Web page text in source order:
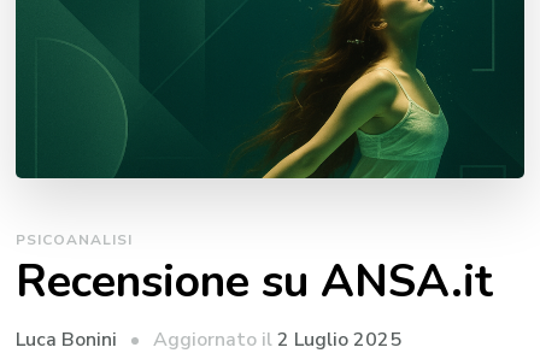
PSICOANALISI
Recensione su ANSA.it
Luca Bonini Aggiornato il2 Luglio 2025